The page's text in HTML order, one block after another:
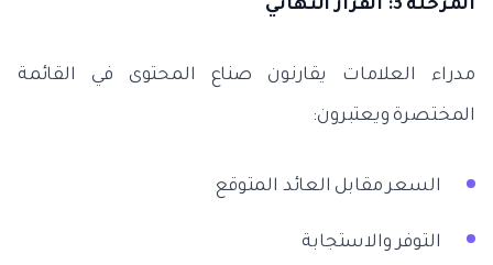
المرحلة 3: القرار النهائي
مدراء العلامات يقارنون صناع المحتوى في القائمة
المختصرة ويعتبرون:
السعر مقابل العائد المتوقع
التوفر والاستجابة